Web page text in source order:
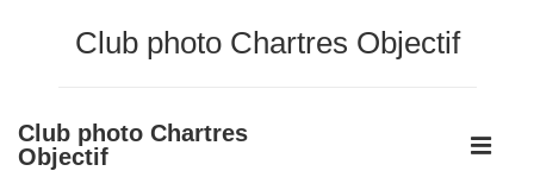
principal
Club photo Chartres Objectif
Club photo Chartres
Objectif
Main